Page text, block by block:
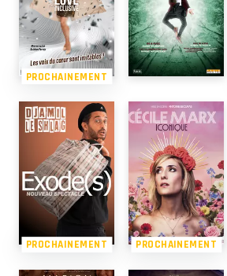
PROCHAINEMENT
PROCHAINEMENT PROCHAINEMENT